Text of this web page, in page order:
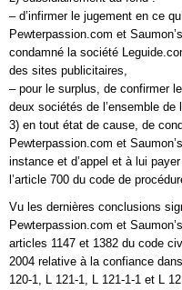
– d’infirmer le jugement en ce
Pewterpassion.com et
condamné la société
des sites publicitaires,
– pour le surplus, de confirmer
deux sociétés de l’ensemble de
3) en tout état de cause, de
Pewterpassion.com et
instance et d’appel et à lui
l’article 700 du code de
Vu les dernières conclusions
Pewterpassion.com et
articles 1147 et 1382 du code
2004 relative à la confiance
120-1, L 121-1, L 121-1-1 et L